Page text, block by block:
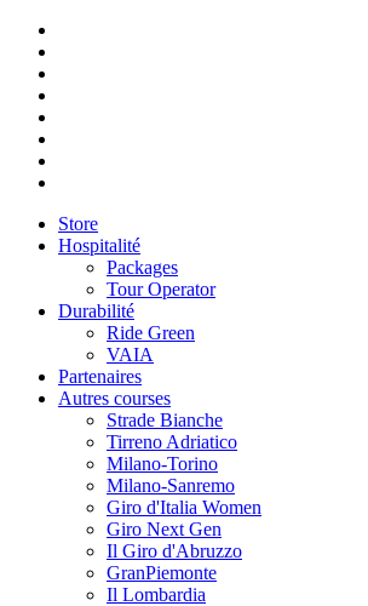
Store
Hospitalité
Packages
Tour Operator
Durabilité
Ride Green
VAIA
Partenaires
Autres courses
Strade Bianche
Tirreno Adriatico
Milano-Torino
Milano-Sanremo
Giro d'Italia Women
Giro Next Gen
Il Giro d'Abruzzo
GranPiemonte
Il Lombardia